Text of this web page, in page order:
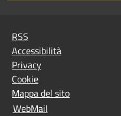
RSS
Accessibilità
Privacy
Cookie
Mappa del sito
WebMail